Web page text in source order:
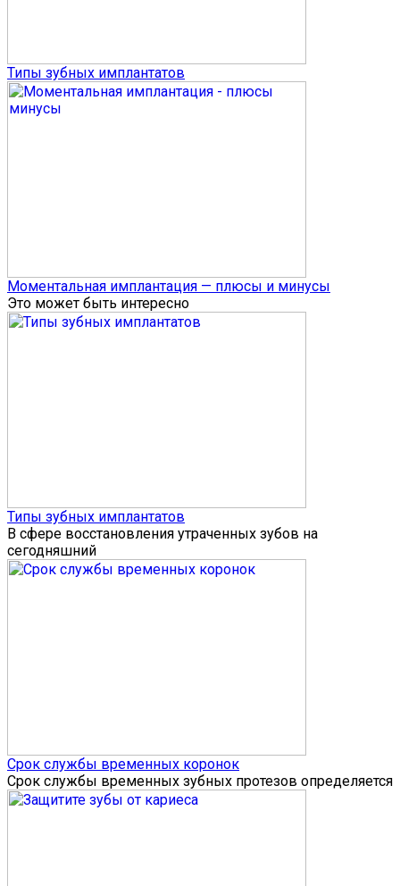
Типы зубных имплантатов
Моментальная имплантация — плюсы и минусы
Это может быть интересно
Типы зубных имплантатов
В сфере восстановления утраченных зубов на
сегодняшний
Срок службы временных коронок
Срок службы временных зубных протезов определяется